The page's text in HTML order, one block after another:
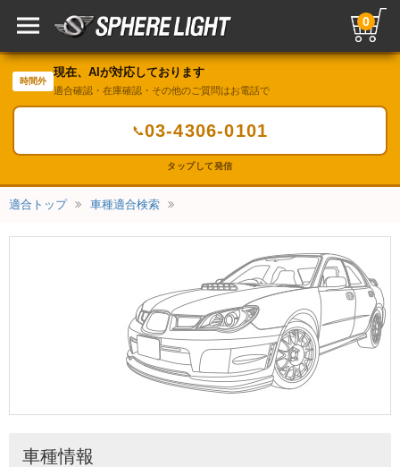
0
時間外
現在、AIが対応しております
適合確認・在庫確認・その他のご質問はお電話で
📞03-4306-0101
タップして発信
適合トップ 車種適合検索
車種情報